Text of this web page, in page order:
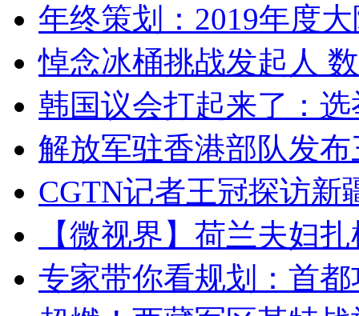
年终策划：2019年度
悼念冰桶挑战发起人
韩国议会打起来了：
解放军驻香港部队发
CGTN记者王冠探访新
【微视界】荷兰夫妇
专家带你看规划：首